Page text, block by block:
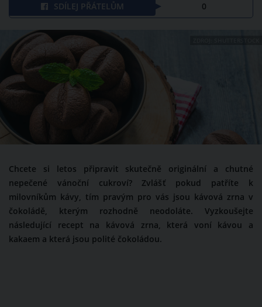
SDÍLEJ PŘÁTELŮM 0
Chcete si letos připravit skutečně originální a chutné
nepečené vánoční cukroví? Zvlášť pokud patříte k
milovníkům kávy, tím pravým pro vás jsou kávová zrna v
čokoládě, kterým rozhodně neodoláte. Vyzkoušejte
následující recept na kávová zrna, která voní kávou a
kakaem a která jsou polité čokoládou.